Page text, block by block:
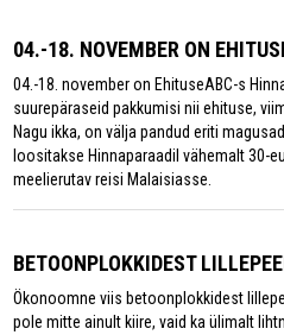
04.-18. NOVEMBER ON
04.-18. november on EhituseABC-s
suurepäraseid pakkumisi nii ehituse,
Nagu ikka, on välja pandud eriti
loositakse Hinnaparaadil vähemalt 30-
meelierutav reisi Malaisiasse.
BETOONPLOKKIDEST
Ökonoomne viis betoonplokkidest
pole mitte ainult kiire, vaid ka ülimalt